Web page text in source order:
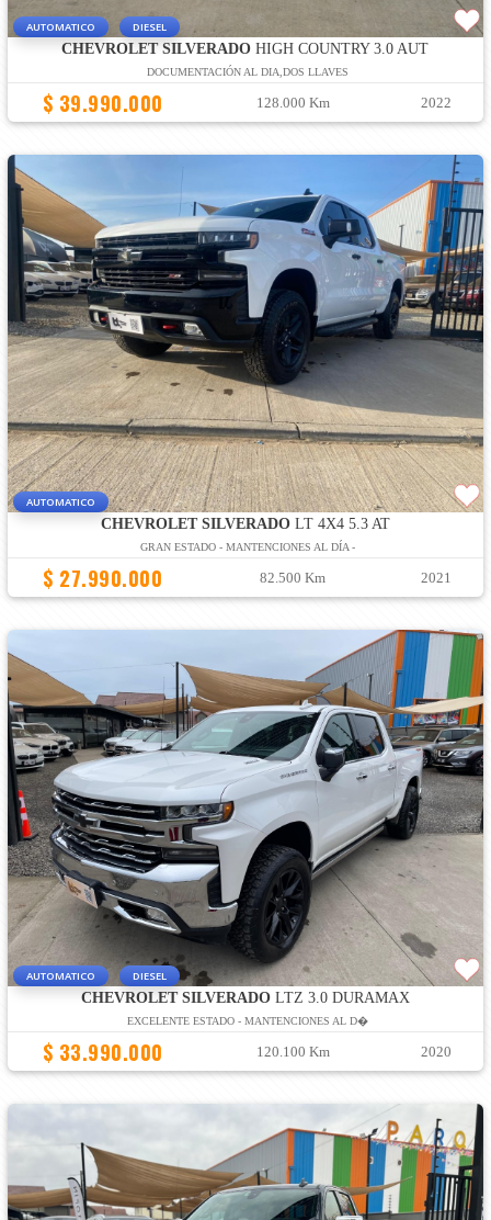
AUTOMATICO DIESEL
CHEVROLET SILVERADO HIGH COUNTRY 3.0 AUT
DOCUMENTACIÓN AL DIA,DOS LLAVES
$ 39.990.000 128.000 Km 2022
AUTOMATICO
CHEVROLET SILVERADOLT 4X4 5.3 AT
GRAN ESTADO - MANTENCIONES AL DÍA -
$ 27.990.000 82.500 Km 2021
AUTOMATICO DIESEL
CHEVROLET SILVERADOLTZ 3.0 DURAMAX
EXCELENTE ESTADO - MANTENCIONES AL D�
$ 33.990.000 120.100 Km 2020